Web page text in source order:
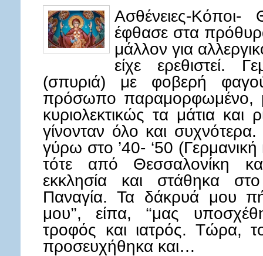
Ασθένειες-Κόποι-
έφθασε στα
μάλλον για
είχε ερεθιστεί.
(σπυριά) με φοβερή
πρόσωπο παραμορφωμένο,
κυριολεκτικώς τα μάτια
γίνονταν όλο και
γύρω στο ’40- ‘50
τότε από Θεσσαλονίκη
εκκλησία και στάθηκα
Παναγία. Τα δάκρυά μου
μου’’, είπα, ‘‘μας
τροφός και ιατρός. Τώρα,
προσευχήθηκα και…